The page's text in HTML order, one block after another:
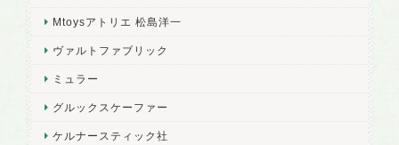
Mtoysアトリエ 松島洋一
ヴァルトファブリック
ミュラー
グルックスケーファー
ケルナースティック社